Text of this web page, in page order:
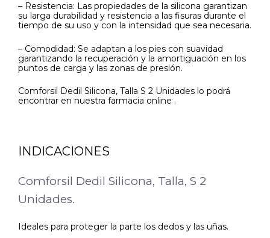
– Resistencia: Las propiedades de la silicona garantizan
su larga durabilidad y resistencia a las fisuras durante el
tiempo de su uso y con la intensidad que sea necesaria.
– Comodidad: Se adaptan a los pies con suavidad
garantizando la recuperación y la amortiguación en los
puntos de carga y las zonas de presión.
Comforsil Dedil Silicona, Talla S 2 Unidades lo podrá
encontrar en nuestra farmacia online .
INDICACIONES
Comforsil Dedil Silicona, Talla, S 2
Unidades.
Ideales para proteger la parte los dedos y las uñas.